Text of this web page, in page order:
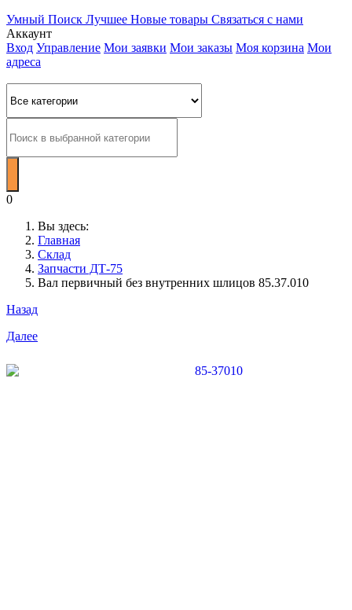
Умный Поиск Лучшее Новые товары Связаться с нами
Аккаунт
Вход Управление Мои заявки Мои заказы Моя корзина Мои
адреса
0
Вы здесь:
Главная
Склад
Запчасти ДТ-75
Вал первичный без внутренних шлицов 85.37.010
Назад
Далее